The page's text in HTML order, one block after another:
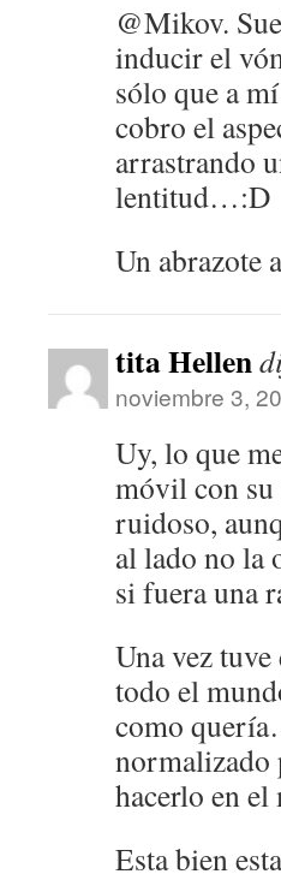
@Mikov.
inducir el
sólo que a
cobro el
arrastrando
lentitud…:D
Un abrazote
tita Hellen
noviembre 3,
Uy, lo que
móvil con su
ruidoso,
al lado no la
si fuera una
Una vez
todo el
como
normalizado
hacerlo en
Esta bien